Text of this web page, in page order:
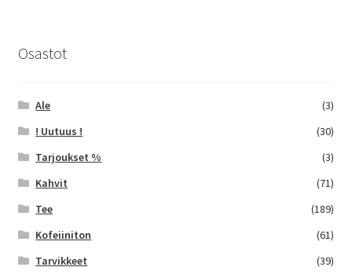
Osastot
Ale
(3)
! Uutuus !
(30)
Tarjoukset %
(3)
Kahvit
(71)
Tee
(189)
Kofeiiniton
(61)
Tarvikkeet
(39)